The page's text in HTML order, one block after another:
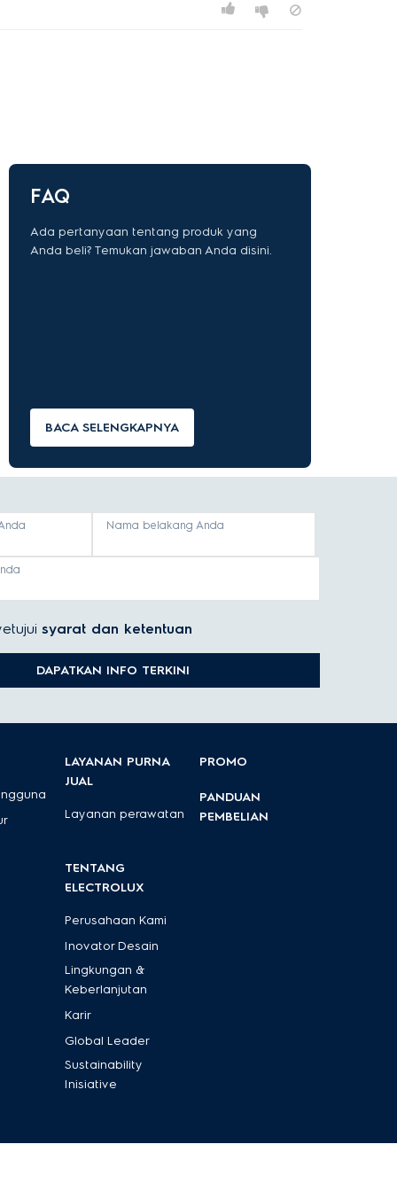
FAQ
Ada pertanyaan tentang produk yang
Anda beli? Temukan jawaban Anda disini.
BACA SELENGKAPNYA
Nama belakang Anda
syarat dan ketentuan
DAPATKAN INFO TERKINI
LAYANAN PURNA
JUAL
Layanan perawatan
TENTANG
ELECTROLUX
Perusahaan Kami
Inovator Desain
Lingkungan &
Keberlanjutan
Karir
Global Leader
Sustainability
Inisiative
PROMO
PANDUAN
PEMBELIAN